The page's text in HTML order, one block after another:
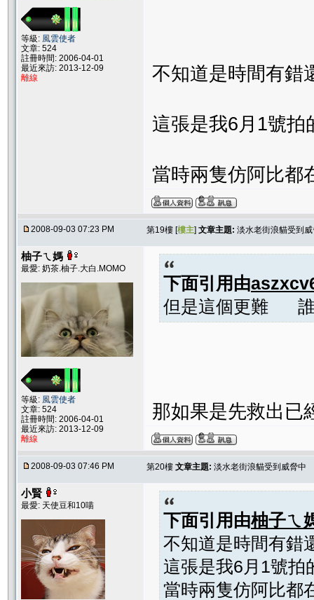
等級: 風雲使者
文章: 524
註冊時間: 2006-04-01
最近來訪: 2013-12-09
離線
不知道是時間有錯
這張是我6月1號拍
當時兩隻仿阿比都
2008-09-03 07:23 PM 第19樓 [樓主] 文章主題: 淡水老街浪貓受到
柚子ㄟ媽
最愛: 奶茶.柚子.大白.MOMO
等級: 風雲使者
文章: 524
註冊時間: 2006-04-01
最近來訪: 2013-12-09
離線
下面引用由
但是這個更難
那如果是先救出已
2008-09-03 07:46 PM 第20樓 文章主題: 淡水老街浪貓受到威脅中
小賢
最愛: 天使豆和10喵
下面引用由柚子ㄟ
不知道是時間有錯
這張是我6月1號拍
當時兩隻仿阿比都